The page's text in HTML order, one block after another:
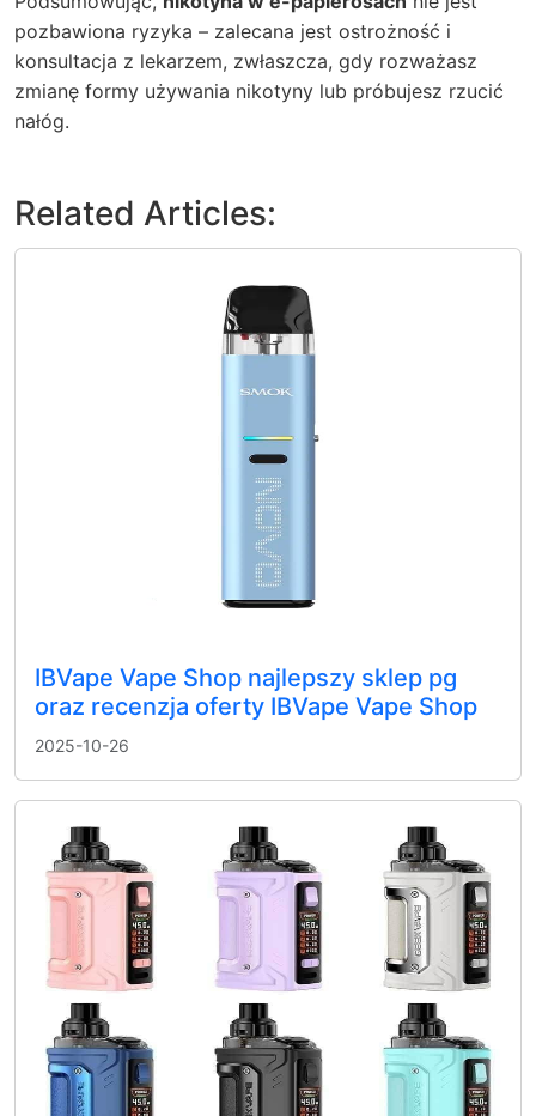
pozbawiona ryzyka – zalecana jest ostrożność i
konsultacja z lekarzem, zwłaszcza, gdy rozważasz
zmianę formy używania nikotyny lub próbujesz rzucić
nałóg.
Related Articles:
IBVape Vape Shop najlepszy sklep pg
oraz recenzja oferty IBVape Vape Shop
2025-10-26